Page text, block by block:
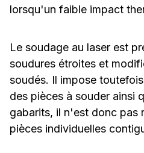
lorsqu'un faible impact
Le soudage au laser est
soudures étroites et
soudés. Il impose
des pièces à souder ainsi
gabarits, il n'est donc pas
pièces individuelles